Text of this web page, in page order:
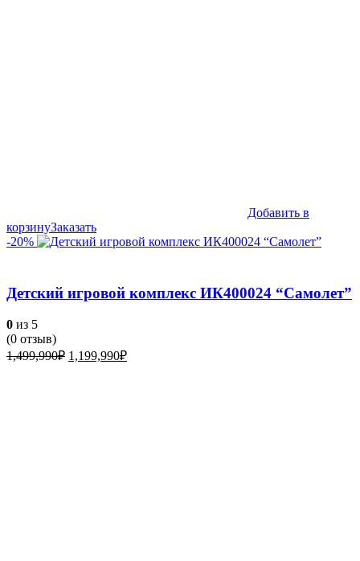
Добавить в
корзинуЗаказать
-20%
Детский игровой комплекс ИК400024 “Самолет”
0 из 5
(0 отзыв)
1,499,990₽ Первоначальная
1,199,990₽Текущая